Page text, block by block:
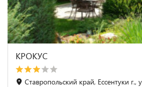
КРОКУС
Ставропольский край, Ессентуки г.,